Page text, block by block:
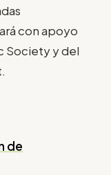
con apoyo
Society y del
de